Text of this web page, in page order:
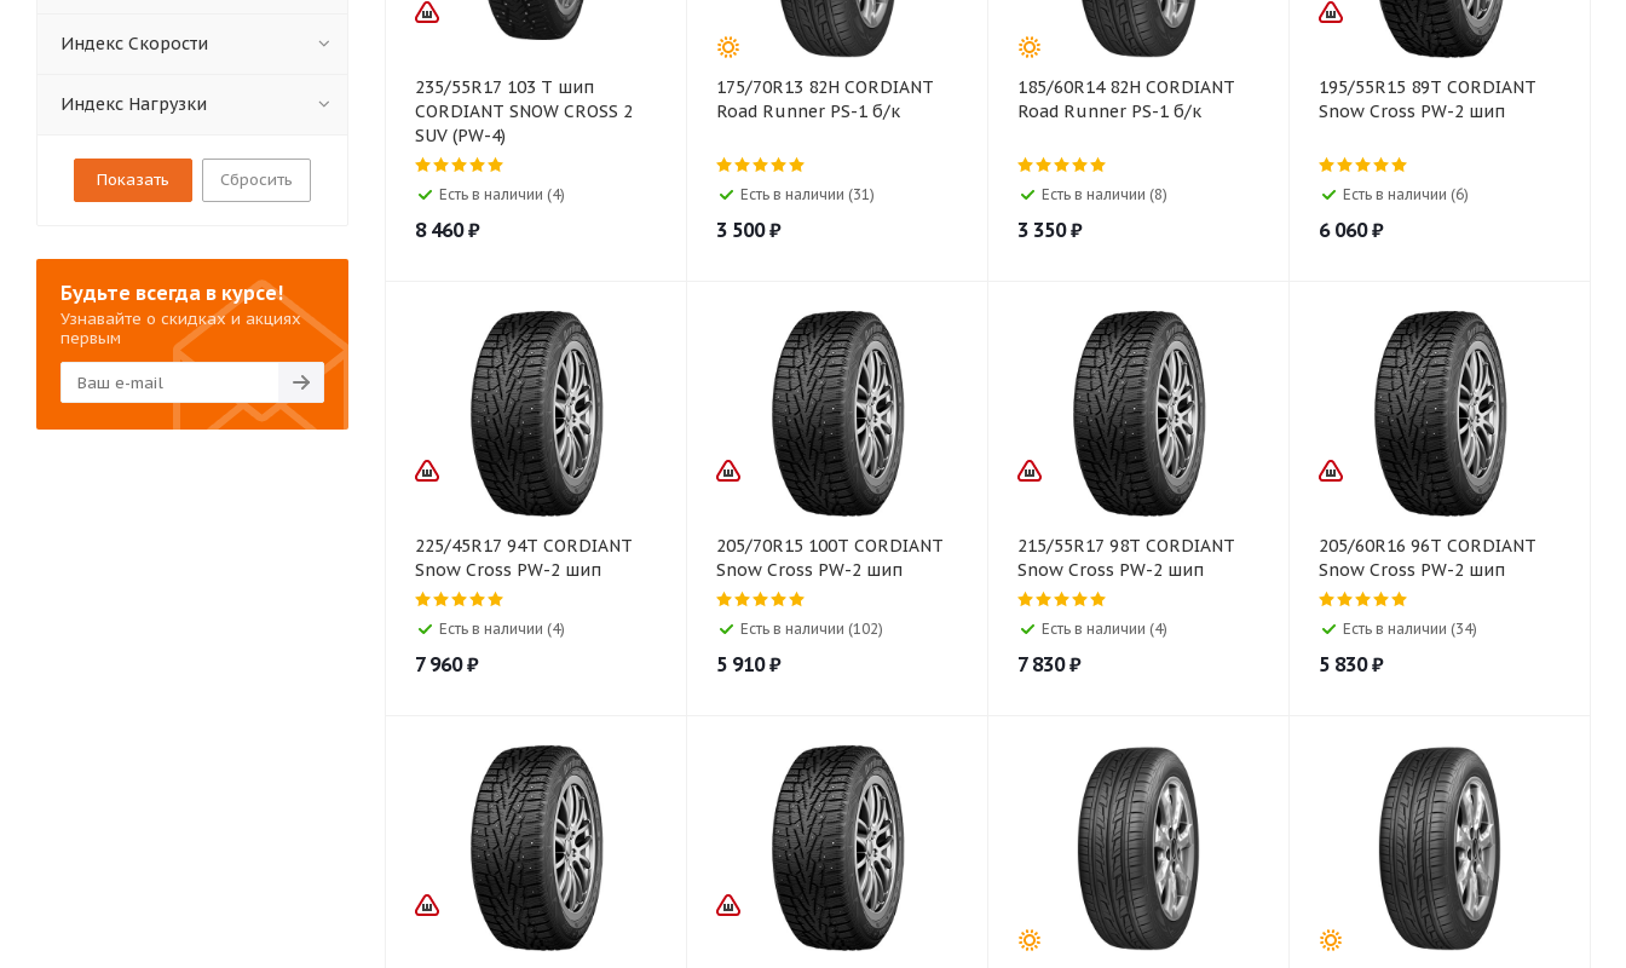
235/55R17 103 T шип
CORDIANT SNOW CROSS 2
SUV (PW-4)
Есть в наличии (4)
8 460₽
175/70R13 82H CORDIANT
Road Runner PS-1 б/к
Есть в наличии (31)
3 500₽
185/60R14 82H CORDIANT
Road Runner PS-1 б/к
Есть в наличии (8)
3 350₽
195/55R15 89T CORDIANT
Snow Cross PW-2 шип
Есть в наличии (6)
6 060₽
225/45R17 94T CORDIANT
Snow Cross PW-2 шип
Есть в наличии (4)
7 960₽
205/70R15 100T CORDIANT
Snow Cross PW-2 шип
Есть в наличии (102)
5 910₽
215/55R17 98T CORDIANT
Snow Cross PW-2 шип
Есть в наличии (4)
7 830₽
205/60R16 96T CORDIANT
Snow Cross PW-2 шип
Есть в наличии (34)
5 830₽
Индекс Скорости
Индекс Нагрузки
Сбросить
Будьте всегда в курсе!
Узнавайте о скидках и акциях
первым